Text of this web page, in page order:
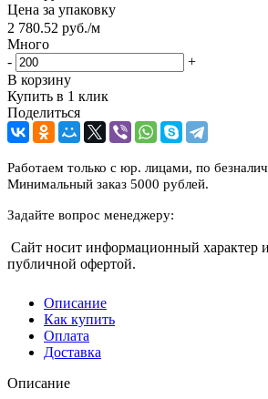
Цена за упаковку
2 780.52 руб./м
Много
-
+
В корзину
Купить в 1 клик
Поделиться
Работаем только с юр. лицами, по
Минимальный заказ 5000 рублей.
Задайте вопрос менеджеру:
Сайт носит информационный характер и
публичной офертой.
Описание
Как купить
Оплата
Доставка
Описание